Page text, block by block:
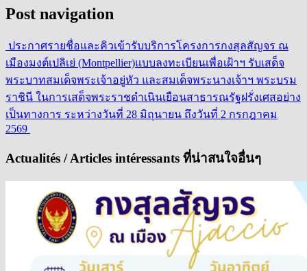
Post navigation
ประกาศรายชื่อและคิวเข้ารับบริการโครงการกงสุลสัญจร ณ
เมืองมงต์เปลิเย่ (Montpellier)แบบลงทะเบียนเพื่อเฝ้าฯ รับเสด็จ
พระบาทสมเด็จพระเจ้าอยู่หัว และสมเด็จพระนางเจ้าฯ พระบรม
ราชินี ในการเสด็จพระราชดำเนินเยือนสาธารณรัฐฝรั่งเศสอย่าง
เป็นทางการ ระหว่างวันที่ 28 มิถุนายน ถึงวันที่ 2 กรกฎาคม
2569
Actualités / Articles intéressants ที่น่าสนใจอื่นๆ